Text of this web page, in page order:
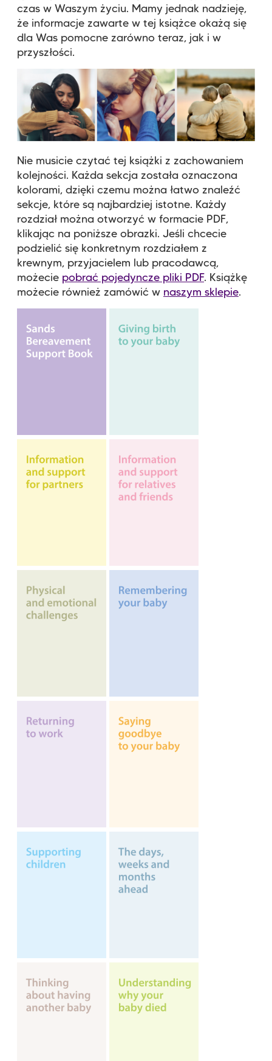
czas w Waszym życiu. Mamy jednak nadzieję,
że informacje zawarte w tej książce okażą się
dla Was pomocne zarówno teraz, jak i w
przyszłości.
Nie musicie czytać tej książki z zachowaniem
kolejności. Każda sekcja została oznaczona
kolorami, dzięki czemu można łatwo znaleźć
sekcje, które są najbardziej istotne. Każdy
rozdział można otworzyć w formacie PDF,
klikając na poniższe obrazki. Jeśli chcecie
podzielić się konkretnym rozdziałem z
krewnym, przyjacielem lub pracodawcą,
możecie pobrać pojedyncze pliki PDF. Książkę
możecie również zamówić w naszym sklepie.